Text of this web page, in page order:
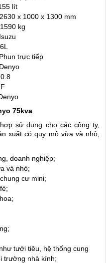
lít
x 1300 mm
kg
trực tiếp
75kva
sử dụng cho các công ty,
xuất có quy mô vừa và nhỏ,
doanh nghiệp;
và nhỏ;
cư mini;
tưới tiêu, hệ thống cung
trường nhà kính;